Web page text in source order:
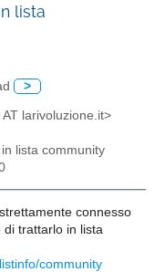
lista
>
larivoluzione.it>
lista community
connesso
trattarlo in lista
community